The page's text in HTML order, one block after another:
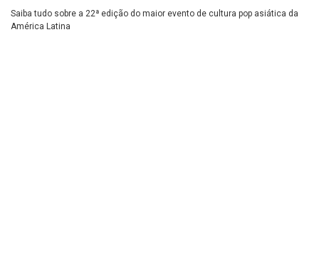
Saiba tudo sobre a 22ª edição do maior evento de cultura pop asiática da
América Latina